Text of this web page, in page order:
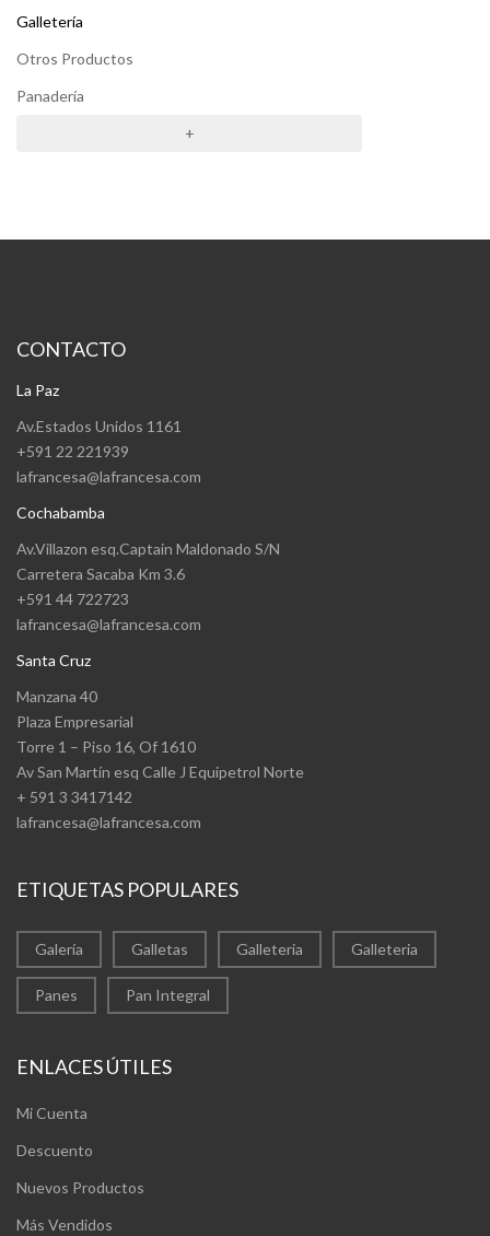
Galletería
Otros Productos
Panadería
+
CONTACTO
La Paz
Av.Estados Unidos 1161
+591 22 221939
lafrancesa@lafrancesa.com
Cochabamba
Av.Villazon esq.Captain Maldonado S/N
Carretera Sacaba Km 3.6
+591 44 722723
lafrancesa@lafrancesa.com
Santa Cruz
Manzana 40
Plaza Empresarial
Torre 1 – Piso 16, Of 1610
Av San Martín esq Calle J Equipetrol Norte
+ 591 3 3417142
lafrancesa@lafrancesa.com
ETIQUETAS POPULARES
Galería Galletas Galleteria Galleteria
Panes Pan Integral
ENLACES ÚTILES
Mi Cuenta
Descuento
Nuevos Productos
Más Vendidos